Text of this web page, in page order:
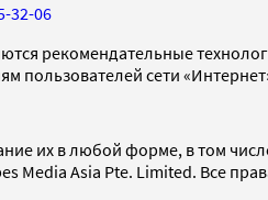
32-06
рекомендательные
пользователей сети
их в любой форме, в том
Media Asia Pte. Limited. Все